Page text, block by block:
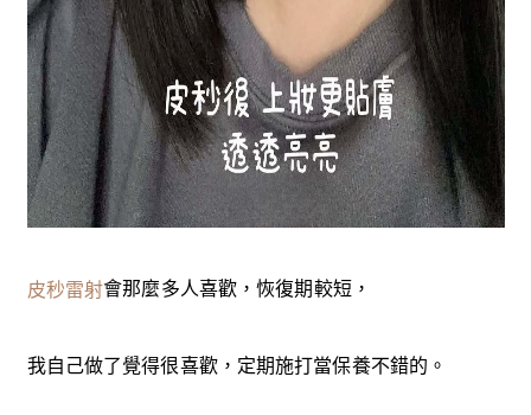
皮秒雷射會那麼多人喜歡，恢復期較短，
我自己做了覺得很喜歡，定期施打當保養不錯的。